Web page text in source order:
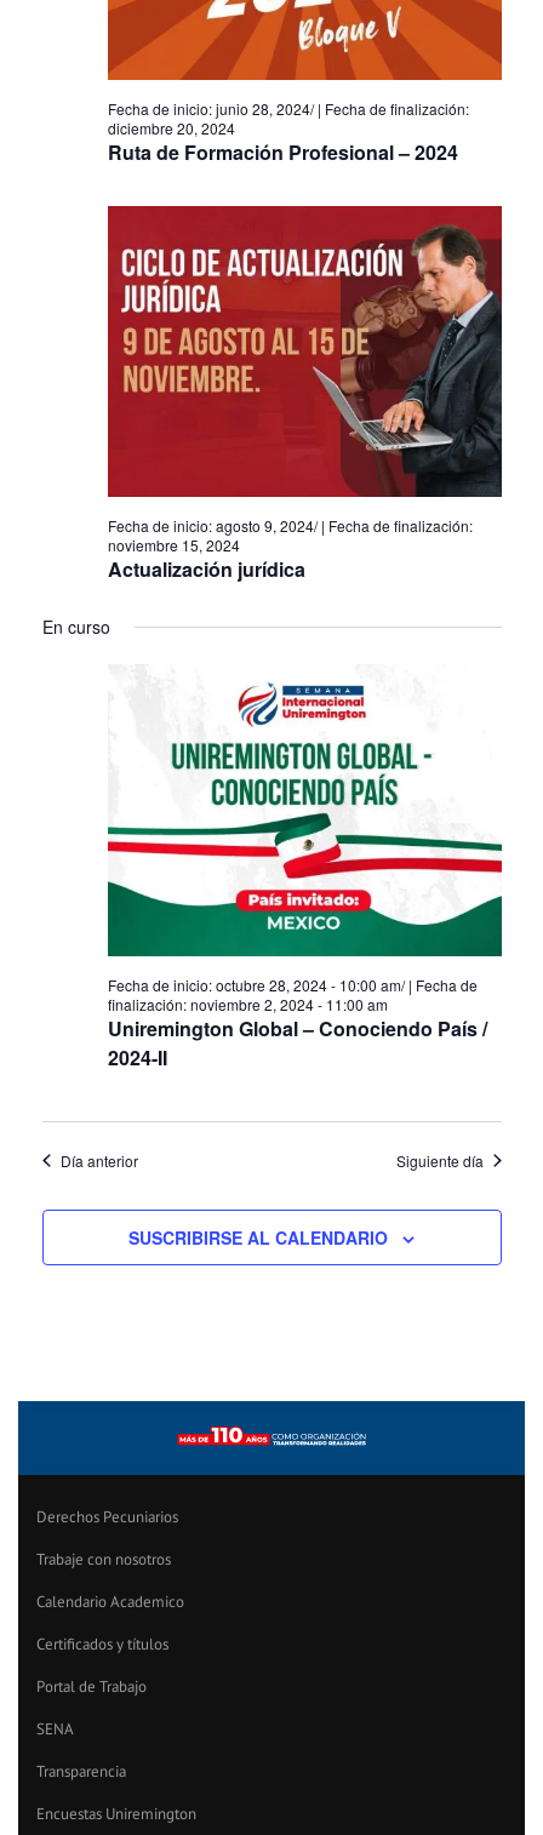
Eventos
Ruta de Formación Profesional – 2024
junio 28, 2024/
diciembre 20, 2024
Actualización jurídica
agosto 9, 2024/
noviembre 15, 2024
En curso
Uniremington Global – Conociendo País /
2024-II
octubre 28, 2024 - 10:00 am/
noviembre 2, 2024 - 11:00 am
Día anterior Siguiente día
SUSCRIBIRSE AL CALENDARIO
Derechos Pecuniarios
Trabaje con nosotros
Calendario Academico
Certificados y títulos
Portal de Trabajo
SENA
Transparencia
Encuestas Uniremington